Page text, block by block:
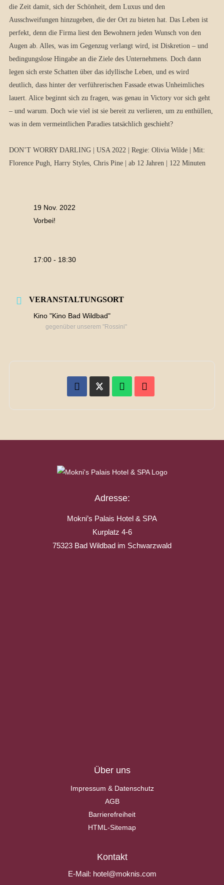
die Zeit damit, sich der Schönheit, dem Luxus und den
Ausschweifungen hinzugeben, die der Ort zu bieten hat. Das Leben ist
perfekt, denn die Firma liest den Bewohnern jeden Wunsch von den
Augen ab. Alles, was im Gegenzug verlangt wird, ist Diskretion – und
bedingungslose Hingabe an die Ziele des Unternehmens. Doch dann
legen sich erste Schatten über das idyllische Leben, und es wird
deutlich, dass hinter der verführerischen Fassade etwas Unheimliches
lauert. Alice beginnt sich zu fragen, was genau in Victory vor sich geht
– und warum. Doch wie viel ist sie bereit zu verlieren, um zu enthüllen,
was in dem vermeintlichen Paradies tatsächlich geschieht?
DON’T WORRY DARLING | USA 2022 | Regie: Olivia Wilde | Mit:
Florence Pugh, Harry Styles, Chris Pine | ab 12 Jahren | 122 Minuten
19 Nov. 2022
Vorbei!
17:00 - 18:30
VERANSTALTUNGSORT
Kino "Kino Bad Wildbad"
gegenüber unserem "Rossini"
Adresse:
Mokni’s Palais Hotel & SPA
Kurplatz 4-6
75323 Bad Wildbad im Schwarzwald
Über uns
Impressum & Datenschutz
AGB
Barrierefreiheit
HTML-Sitemap
Kontakt
E-Mail: hotel@moknis.com